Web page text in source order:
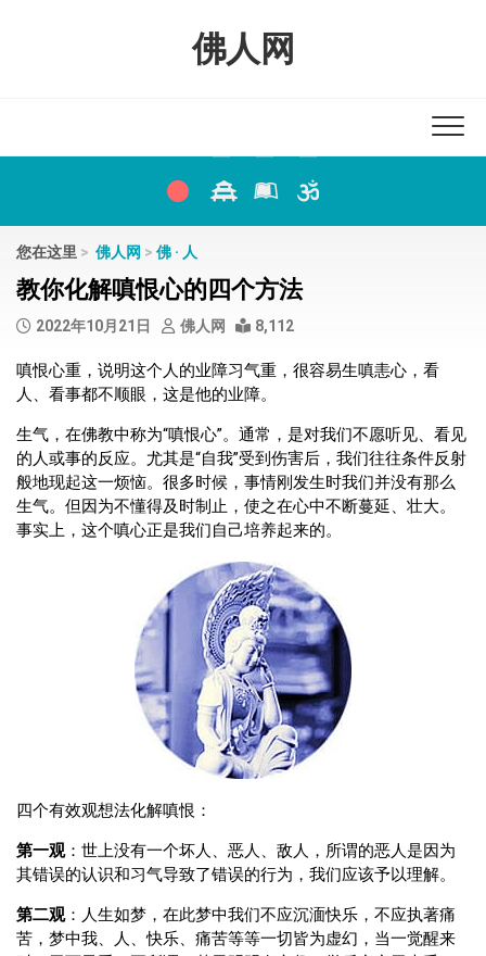
佛人网
您在这里 > 佛人网 > 佛 · 人
教你化解嗔恨心的四个方法
2022年10月21日 佛人网 8,112
嗔恨心重，说明这个人的业障习气重，很容易生嗔恚心，看
人、看事都不顺眼，这是他的业障。
生气，在佛教中称为“嗔恨心”。通常，是对我们不愿听见、看见
的人或事的反应。尤其是“自我”受到伤害后，我们往往条件反射
般地现起这一烦恼。很多时候，事情刚发生时我们并没有那么
生气。但因为不懂得及时制止，使之在心中不断蔓延、壮大。
事实上，这个嗔心正是我们自己培养起来的。
四个有效观想法化解嗔恨：
第一观：世上没有一个坏人、恶人、敌人，所谓的恶人是因为
其错误的认识和习气导致了错误的行为，我们应该予以理解。
第二观：人生如梦，在此梦中我们不应沉湎快乐，不应执著痛
苦，梦中我、人、快乐、痛苦等等一切皆为虚幻，当一觉醒来